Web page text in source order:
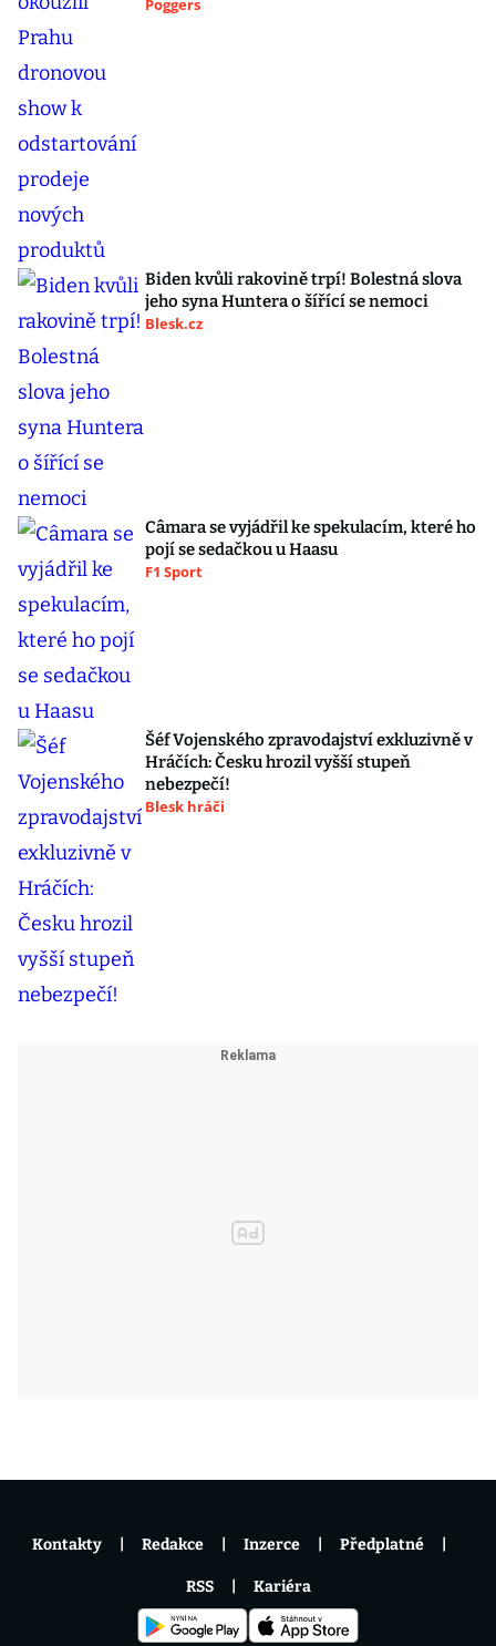
Poggers
Biden kvůli rakovině trpí! Bolestná slova
jeho syna Huntera o šířící se nemoci
Blesk.cz
Câmara se vyjádřil ke spekulacím, které ho
pojí se sedačkou u Haasu
F1 Sport
Šéf Vojenského zpravodajství exkluzivně v
Hráčích: Česku hrozil vyšší stupeň
nebezpečí!
Blesk hráči
Kontakty Redakce Inzerce Předplatné
RSS Kariéra